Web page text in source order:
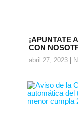
¡APUNTATE
CON
abril 27, 2023